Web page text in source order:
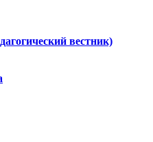
вестник)